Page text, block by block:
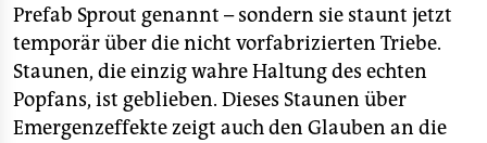
Prefab Sprout genannt – sondern sie staunt jetzt
temporär über die nicht vorfabrizierten Triebe.
Staunen, die einzig wahre Haltung des echten
Popfans, ist geblieben. Dieses Staunen über
Emergenzeffekte zeigt auch den Glauben an die